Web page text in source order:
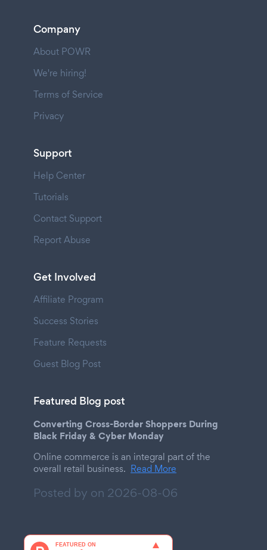
Company
About POWR
We're hiring!
Terms of Service
Privacy
Support
Help Center
Tutorials
Contact Support
Report Abuse
Get Involved
Affiliate Program
Success Stories
Feature Requests
Guest Blog Post
Featured Blog post
Converting Cross-Border Shoppers During
Black Friday & Cyber Monday
Online commerce is an integral part of the
overall retail business. Read More
Posted by on 2026-08-06